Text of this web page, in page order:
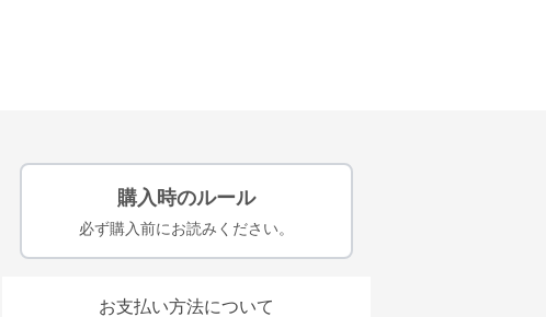
購入時のルール
必ず購入前にお読みください。
お支払い方法について